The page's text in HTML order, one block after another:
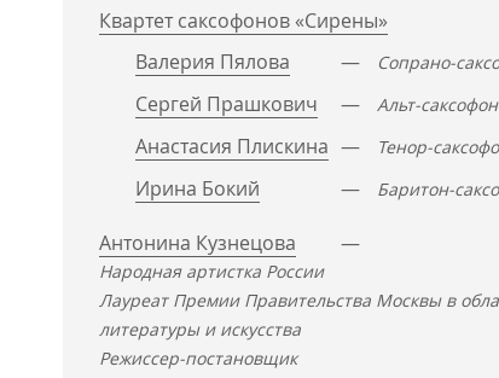
Квартет саксофонов «Сирены»
Валерия Пялова
— Сопрано-
Сергей Прашкович — Альт-саксофон
Анастасия Плискина — Тенор-
Ирина Бокий — Баритон-
Антонина Кузнецова —
Народная артистка России
Лауреат Премии Правительства Москвы в
литературы и искусства
Режиссер-постановщик